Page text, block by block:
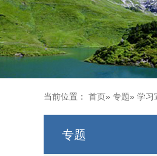
当前位置： 首页» 专题» 学习
专题